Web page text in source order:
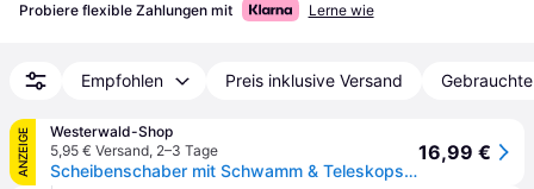
Probiere flexible Zahlungen mit Lerne wie
Empfohlen Preis inklusive Versand
ANZEIGE
Westerwald-Shop
5,95 € Versand, 2–3 Tage
Scheibenschaber mit Schwamm & Teleskopstiel, 710 , 710 mm, Schwarz
16,99 €